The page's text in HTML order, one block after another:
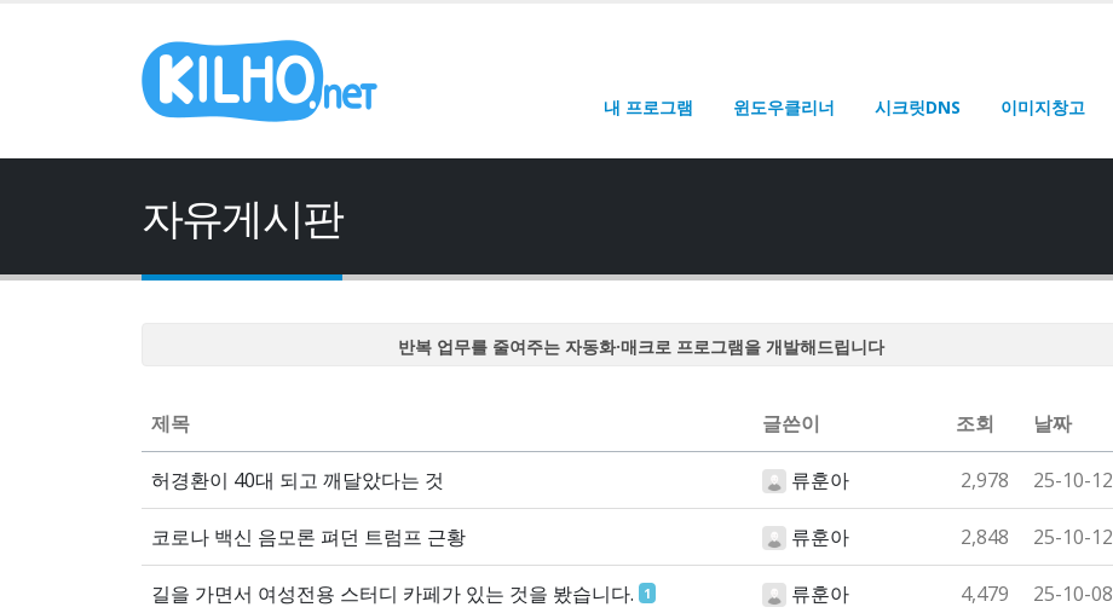
내 프로그램 윈도우클리너 시크릿DNS 이미지창고
자유게시판
반복 업무를 줄여주는 자동화·매크로 프로그램을 개발해드립니다
반복 업무를 줄여주는 자동화·매크로 프로그램을 개발해드립니다
반복 업무를 줄여주는 자동화·매크로 프로그램을 개발해드립니다
반복 업무를 줄여주는 자동화·매크로 프로그램을 개발해드립니다
제목 글쓴이 조회 날짜
허경환이 40대 되고 깨달았다는 것 류훈아 2,978 25-10-12
코로나 백신 음모론 펴던 트럼프 근황 류훈아 2,848 25-10-12
길을 ‭가면서 여성전용 스터디 ‭카페가 ‭있는 ‭것을 봤습니다. 1 류훈아 4,479 25-10-08